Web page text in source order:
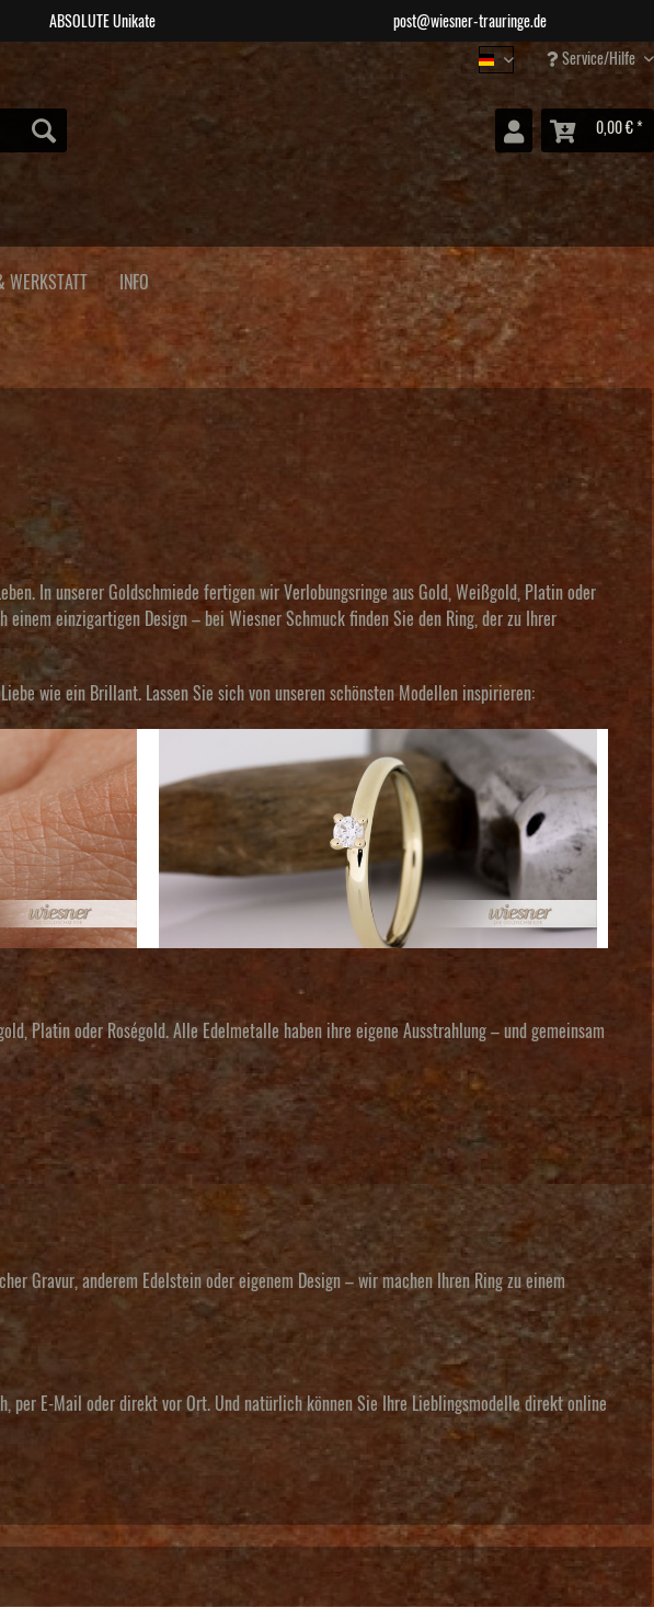
ABSOLUTE Unikate post@wiesner-trauringe.de
Wiesner SchmuckService/Hilfe
0,00 € *
INFO
In unserer Goldschmiede fertigen wir Verlobungsringe aus Gold, Weißgold, Platin oder
einzigartigen Design – bei Wiesner Schmuck finden Sie den Ring, der zu Ihrer
wie ein Brillant. Lassen Sie sich von unseren schönsten Modellen inspirieren:
,Platin oderRoségold . Alle Edelmetalle haben ihre eigene Ausstrahlung – und gemeinsam
Gravur, anderem Edelstein oder eigenem Design – wir machen Ihren Ring zu einem
per E-Mail oder direkt vor Ort. Und natürlich können Sie Ihre Lieblingsmodelle direkt online